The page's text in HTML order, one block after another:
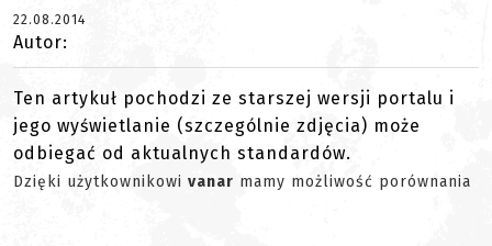
22.08.2014
Autor:
Ten artykuł pochodzi ze starszej wersji portalu i
jego wyświetlanie (szczególnie zdjęcia) może
odbiegać od aktualnych standardów.
Dzięki użytkownikowi vanar mamy możliwość porównania